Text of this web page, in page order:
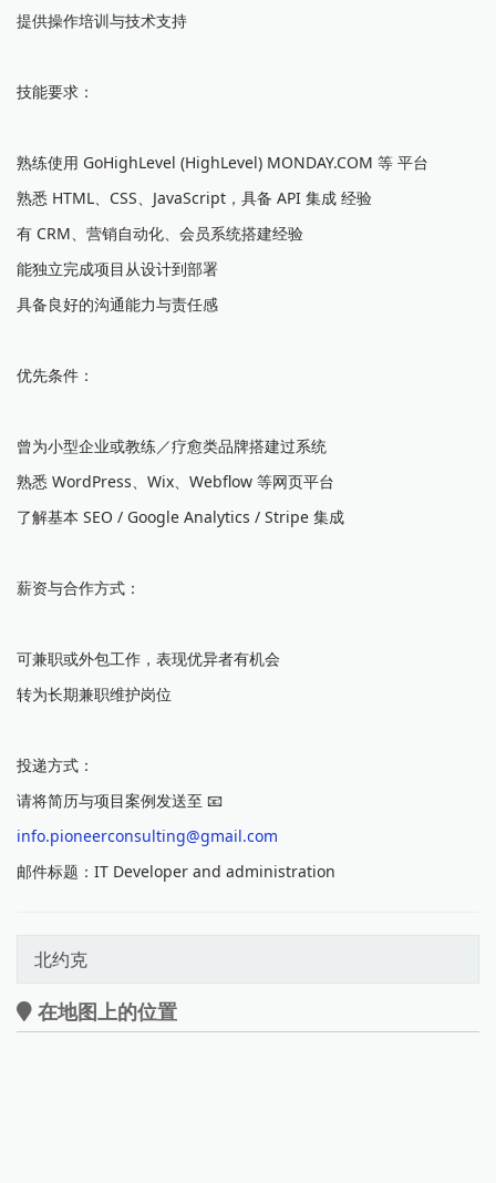
提供操作培训与技术支持
技能要求：
熟练使用 GoHighLevel (HighLevel) MONDAY.COM 等 平台
熟悉 HTML、CSS、JavaScript，具备 API 集成 经验
有 CRM、营销自动化、会员系统搭建经验
能独立完成项目从设计到部署
具备良好的沟通能力与责任感
优先条件：
曾为小型企业或教练／疗愈类品牌搭建过系统
熟悉 WordPress、Wix、Webflow 等网页平台
了解基本 SEO / Google Analytics / Stripe 集成
薪资与合作方式：
可兼职或外包工作，表现优异者有机会
转为长期兼职维护岗位
投递方式：
请将简历与项目案例发送至 📧
info.pioneerconsulting@gmail.com
邮件标题：IT Developer and administration
北约克
在地图上的位置